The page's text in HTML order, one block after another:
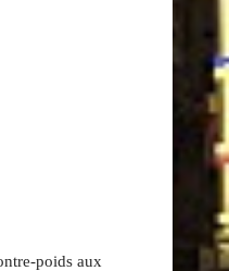
poids aux